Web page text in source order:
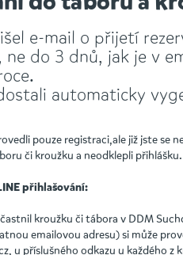
e-mail o přijetí
ne do 3 dnů, jak je v
automaticky
pouze registraci,ale již jste se
či kroužku a neodklepli přihlášku.
přihlašování:
kroužku či tábora v DDM
emailovou adresu) si může
u příslušného odkazu u každého